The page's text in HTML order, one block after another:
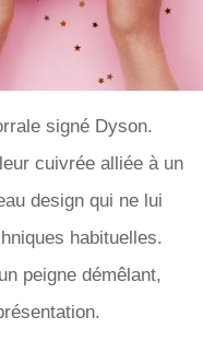
signé Dyson.
cuivrée alliée à un
design qui ne lui
habituelles.
peigne démêlant,